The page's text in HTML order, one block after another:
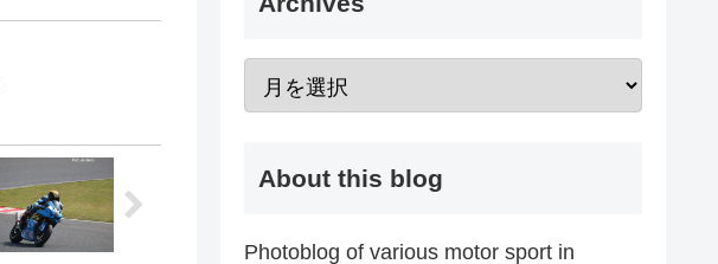
About this blog
Photoblog of various motor sport in